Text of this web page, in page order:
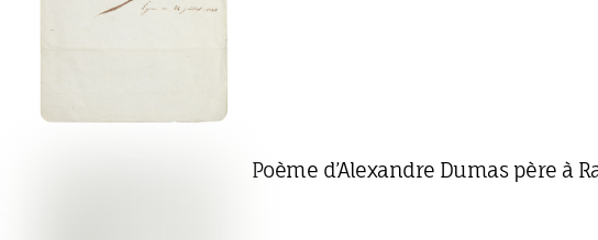
Poème d’Alexandre Dumas père à